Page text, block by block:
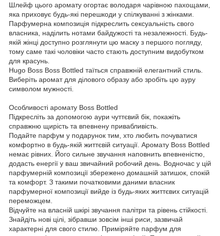
Шлейф цього аромату огортає володаря чарівною пахощами,
яка приховує будь-які перешкоди у спілкуванні з жінками.
Парфумерна композиція підкреслить сексуальність свого
власника, наділить нотами байдужості та незалежності. Будь-
якій жінці доступно розглянути цю маску з першого погляду,
тому саме такі чоловіки часто стають доступним видобутком
для красунь.
Hugo Boss Boss Bottled таїться справжній елегантний стиль.
Виберіть аромат для ділового образу або зробіть цю ауру
символом мужності.
Особливості аромату Boss Bottled
Підкресліть за допомогою аури чуттєвий бік, покажіть
справжню щирість та впевнену привабливість.
Подайте парфум у подарунок тим, хто любить почуватися
комфортно в будь-якій життєвій ситуації. Аромату Boss Bottled
немає рівних. Його сильне звучання наповнить впевненістю,
додасть енергії у ваш звичайний робочий день. Водночас у цій
парфумерній композиції збережено домашній затишок, спокій
та комфорт. З такими початковими даними власник
парфумерної композиції вийде із будь-яких життєвих ситуацій
переможцем.
Відчуйте на власній шкірі звучання палітри та рівень стійкості.
Знайдіть нові цілі, зібравши зовсім інші риси, зазвичай
характерні для свого стилю. Приміряйте парфум для